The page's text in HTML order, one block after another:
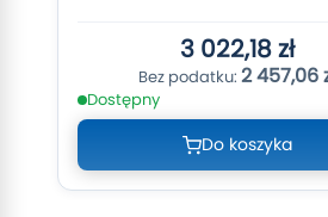
3 022,18 zł
2 457,06
Dostępny
Do koszyka